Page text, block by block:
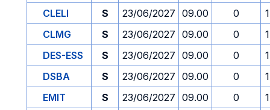
CLELI S 23/06/2027 09.00 0
CLMG
S 23/06/2027 09.00 0
DES-ESS
S 23/06/2027 09.00 0
DSBA
S 23/06/2027 09.00 0
EMIT
S 23/06/2027 09.00 0